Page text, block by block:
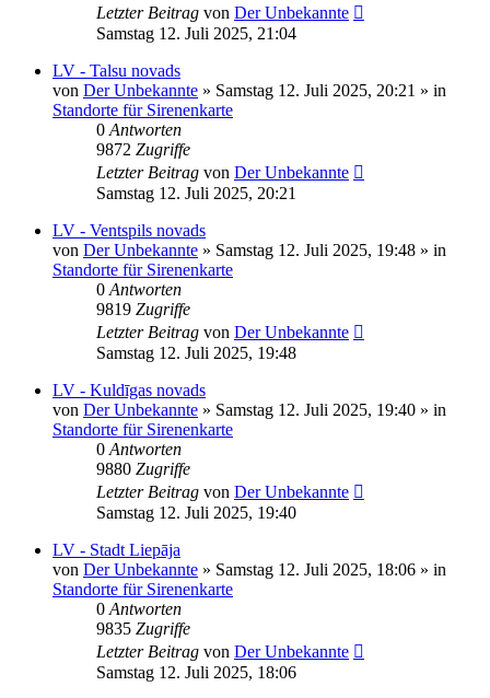
Letzter Beitrag von Der Unbekannte
Samstag 12. Juli 2025, 21:04
LV - Talsu novads
von Der Unbekannte » Samstag 12. Juli 2025, 20:21 » in
Standorte für Sirenenkarte
0 Antworten
9872 Zugriffe
Letzter Beitrag von Der Unbekannte
Samstag 12. Juli 2025, 20:21
LV - Ventspils novads
von Der Unbekannte » Samstag 12. Juli 2025, 19:48 » in
Standorte für Sirenenkarte
0 Antworten
9819 Zugriffe
Letzter Beitrag von Der Unbekannte
Samstag 12. Juli 2025, 19:48
LV - Kuldīgas novads
von Der Unbekannte » Samstag 12. Juli 2025, 19:40 » in
Standorte für Sirenenkarte
0 Antworten
9880 Zugriffe
Letzter Beitrag von Der Unbekannte
Samstag 12. Juli 2025, 19:40
LV - Stadt Liepāja
von Der Unbekannte » Samstag 12. Juli 2025, 18:06 » in
Standorte für Sirenenkarte
0 Antworten
9835 Zugriffe
Letzter Beitrag von Der Unbekannte
Samstag 12. Juli 2025, 18:06